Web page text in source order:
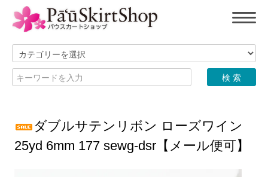
ダブルサテンリボン ローズワイン
25yd 6mm 177 sewg-dsr【メール便可】